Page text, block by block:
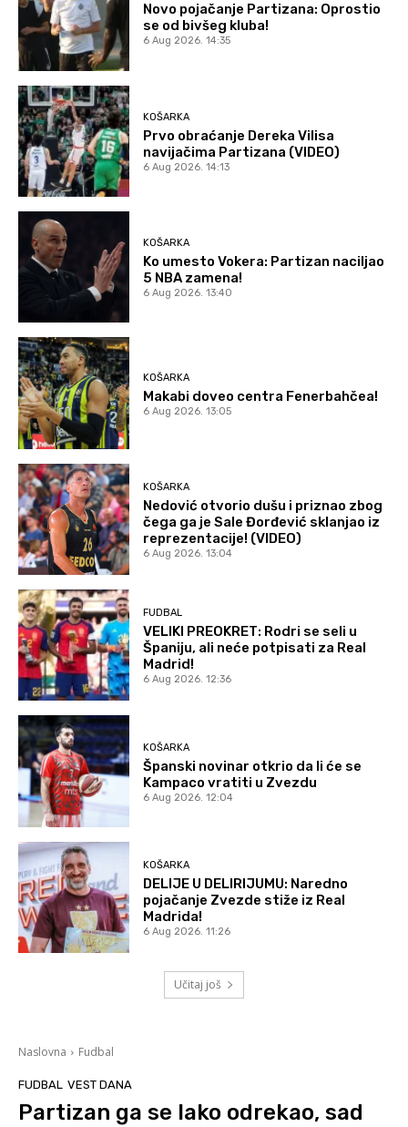
Novo pojačanje Partizana: Oprostio
se od bivšeg kluba!
6 Aug 2026. 14:35
KOŠARKA
Prvo obraćanje Dereka Vilisa
navijačima Partizana (VIDEO)
6 Aug 2026. 14:13
KOŠARKA
Ko umesto Vokera: Partizan naciljao
5 NBA zamena!
6 Aug 2026. 13:40
KOŠARKA
Makabi doveo centra Fenerbahčea!
6 Aug 2026. 13:05
KOŠARKA
Nedović otvorio dušu i priznao zbog
čega ga je Sale Đorđević sklanjao iz
reprezentacije! (VIDEO)
6 Aug 2026. 13:04
FUDBAL
VELIKI PREOKRET: Rodri se seli u
Španiju, ali neće potpisati za Real
Madrid!
6 Aug 2026. 12:36
KOŠARKA
Španski novinar otkrio da li će se
Kampaco vratiti u Zvezdu
6 Aug 2026. 12:04
KOŠARKA
DELIJE U DELIRIJUMU: Naredno
pojačanje Zvezde stiže iz Real
Madrida!
6 Aug 2026. 11:26
Učitaj još